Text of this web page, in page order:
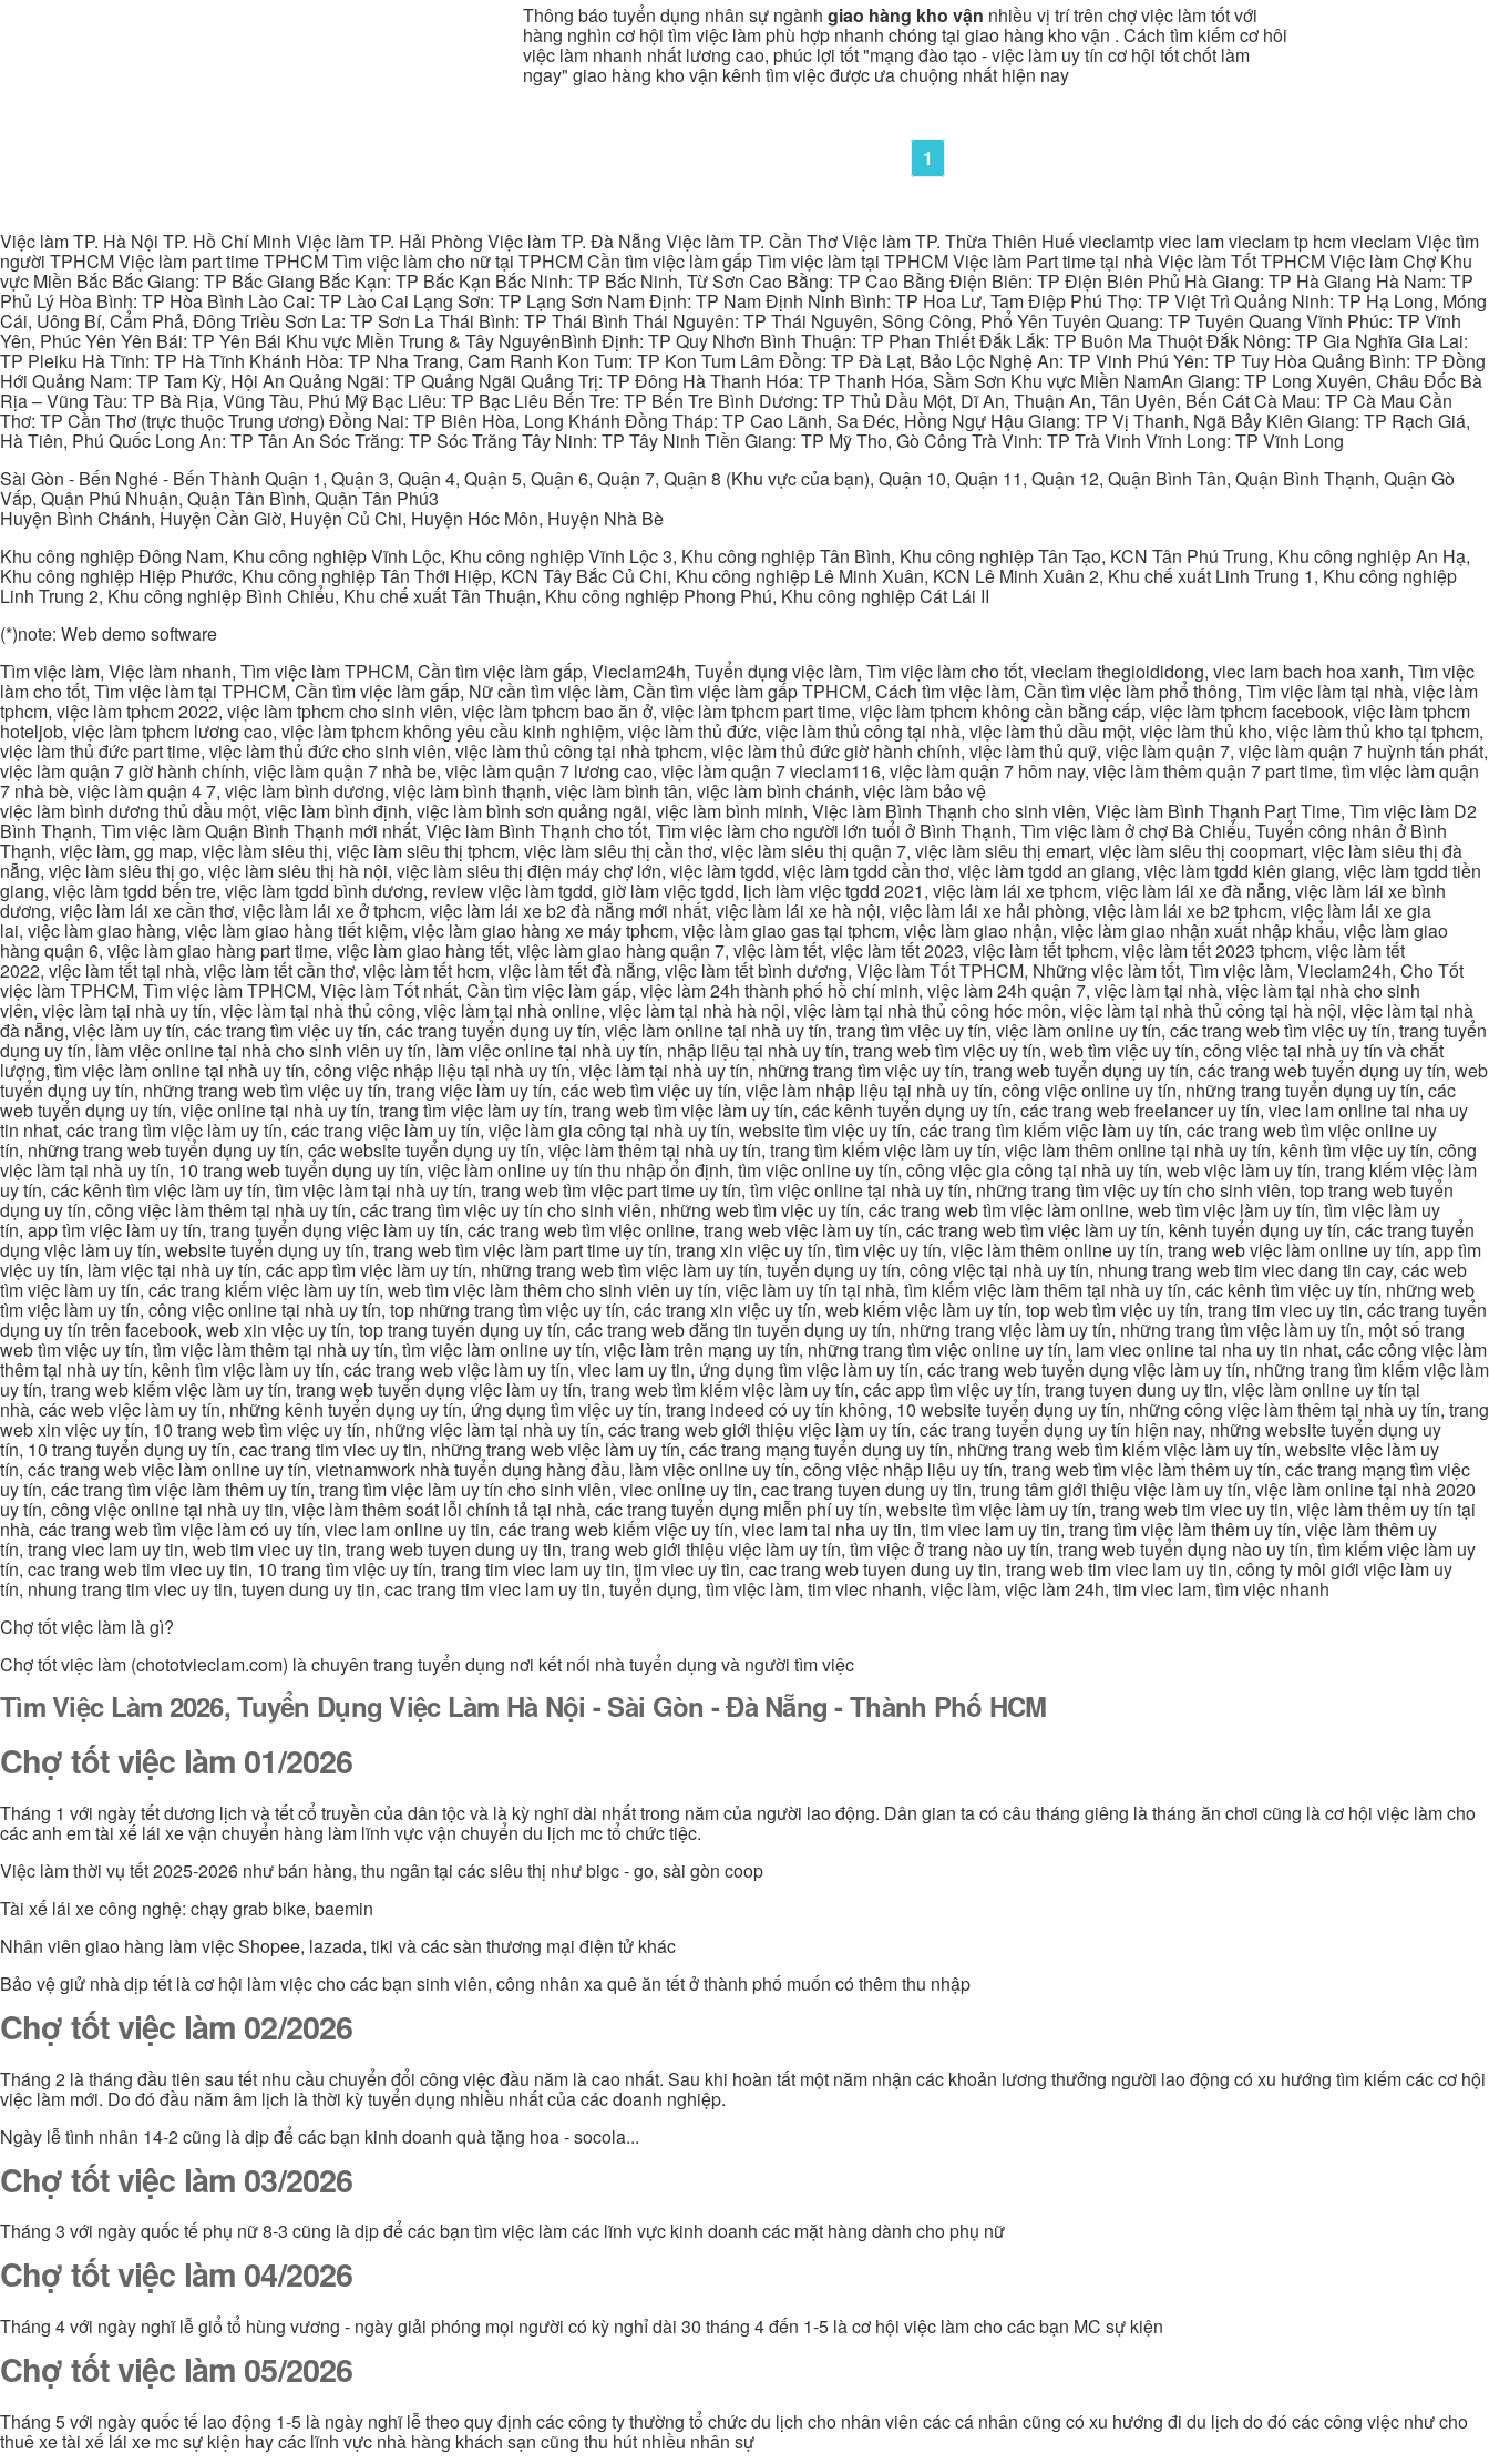
Thông báo tuyển dụng nhân sự ngành giao hàng kho vận nhiều vị trí trên chợ việc làm tốt với
hàng nghìn cơ hội tìm việc làm phù hợp nhanh chóng tại giao hàng kho vận . Cách tìm kiếm cơ hôi
việc làm nhanh nhất lương cao, phúc lợi tốt "mạng đào tạo - việc làm uy tín cơ hội tốt chốt làm
ngay" giao hàng kho vận kênh tìm việc được ưa chuộng nhất hiện nay
1
Việc làm TP. Hà Nội TP. Hồ Chí Minh Việc làm TP. Hải Phòng Việc làm TP. Đà Nẵng Việc làm TP. Cần Thơ Việc làm TP. Thừa Thiên Huế vieclamtp viec lam vieclam tp hcm vieclam Việc tìm
người TPHCM Việc làm part time TPHCM Tìm việc làm cho nữ tại TPHCM Cần tìm việc làm gấp Tìm việc làm tại TPHCM Việc làm Part time tại nhà Việc làm Tốt TPHCM Việc làm Chợ Khu
vực Miền Bắc Bắc Giang: TP Bắc Giang Bắc Kạn: TP Bắc Kạn Bắc Ninh: TP Bắc Ninh, Từ Sơn Cao Bằng: TP Cao Bằng Điện Biên: TP Điện Biên Phủ Hà Giang: TP Hà Giang Hà Nam: TP
Phủ Lý Hòa Bình: TP Hòa Bình Lào Cai: TP Lào Cai Lạng Sơn: TP Lạng Sơn Nam Định: TP Nam Định Ninh Bình: TP Hoa Lư, Tam Điệp Phú Thọ: TP Việt Trì Quảng Ninh: TP Hạ Long, Móng
Cái, Uông Bí, Cẩm Phả, Đông Triều Sơn La: TP Sơn La Thái Bình: TP Thái Bình Thái Nguyên: TP Thái Nguyên, Sông Công, Phổ Yên Tuyên Quang: TP Tuyên Quang Vĩnh Phúc: TP Vĩnh
Yên, Phúc Yên Yên Bái: TP Yên Bái Khu vực Miền Trung & Tây NguyênBình Định: TP Quy Nhơn Bình Thuận: TP Phan Thiết Đắk Lắk: TP Buôn Ma Thuột Đắk Nông: TP Gia Nghĩa Gia Lai:
TP Pleiku Hà Tĩnh: TP Hà Tĩnh Khánh Hòa: TP Nha Trang, Cam Ranh Kon Tum: TP Kon Tum Lâm Đồng: TP Đà Lạt, Bảo Lộc Nghệ An: TP Vinh Phú Yên: TP Tuy Hòa Quảng Bình: TP Đồng
Hới Quảng Nam: TP Tam Kỳ, Hội An Quảng Ngãi: TP Quảng Ngãi Quảng Trị: TP Đông Hà Thanh Hóa: TP Thanh Hóa, Sầm Sơn Khu vực Miền NamAn Giang: TP Long Xuyên, Châu Đốc Bà
Rịa – Vũng Tàu: TP Bà Rịa, Vũng Tàu, Phú Mỹ Bạc Liêu: TP Bạc Liêu Bến Tre: TP Bến Tre Bình Dương: TP Thủ Dầu Một, Dĩ An, Thuận An, Tân Uyên, Bến Cát Cà Mau: TP Cà Mau Cần
Thơ: TP Cần Thơ (trực thuộc Trung ương) Đồng Nai: TP Biên Hòa, Long Khánh Đồng Tháp: TP Cao Lãnh, Sa Đéc, Hồng Ngự Hậu Giang: TP Vị Thanh, Ngã Bảy Kiên Giang: TP Rạch Giá,
Hà Tiên, Phú Quốc Long An: TP Tân An Sóc Trăng: TP Sóc Trăng Tây Ninh: TP Tây Ninh Tiền Giang: TP Mỹ Tho, Gò Công Trà Vinh: TP Trà Vinh Vĩnh Long: TP Vĩnh Long
Sài Gòn - Bến Nghé - Bến Thành Quận 1, Quận 3, Quận 4, Quận 5, Quận 6, Quận 7, Quận 8 (Khu vực của bạn), Quận 10, Quận 11, Quận 12, Quận Bình Tân, Quận Bình Thạnh, Quận Gò
Vấp, Quận Phú Nhuận, Quận Tân Bình, Quận Tân Phú3
Huyện Bình Chánh, Huyện Cần Giờ, Huyện Củ Chi, Huyện Hóc Môn, Huyện Nhà Bè
Khu công nghiệp Đông Nam, Khu công nghiệp Vĩnh Lộc, Khu công nghiệp Vĩnh Lộc 3, Khu công nghiệp Tân Bình, Khu công nghiệp Tân Tạo, KCN Tân Phú Trung, Khu công nghiệp An Hạ,
Khu công nghiệp Hiệp Phước, Khu công nghiệp Tân Thới Hiệp, KCN Tây Bắc Củ Chi, Khu công nghiệp Lê Minh Xuân, KCN Lê Minh Xuân 2, Khu chế xuất Linh Trung 1, Khu công nghiệp
Linh Trung 2, Khu công nghiệp Bình Chiểu, Khu chế xuất Tân Thuận, Khu công nghiệp Phong Phú, Khu công nghiệp Cát Lái II
(*)note: Web demo software
Tìm việc làm, Việc làm nhanh, Tìm việc làm TPHCM, Cần tìm việc làm gấp, Vieclam24h, Tuyển dụng việc làm, Tìm việc làm cho tốt, vieclam thegioididong, viec lam bach hoa xanh, Tìm việc
làm cho tốt, Tìm việc làm tại TPHCM, Cần tìm việc làm gấp, Nữ cần tìm việc làm, Cần tìm việc làm gấp TPHCM, Cách tìm việc làm, Cần tìm việc làm phổ thông, Tìm việc làm tại nhà, việc làm
tphcm, việc làm tphcm 2022, việc làm tphcm cho sinh viên, việc làm tphcm bao ăn ở, việc làm tphcm part time, việc làm tphcm không cần bằng cấp, việc làm tphcm facebook, việc làm tphcm
hoteljob, việc làm tphcm lương cao, việc làm tphcm không yêu cầu kinh nghiệm, việc làm thủ đức, việc làm thủ công tại nhà, việc làm thủ dầu một, việc làm thủ kho, việc làm thủ kho tại tphcm,
việc làm thủ đức part time, việc làm thủ đức cho sinh viên, việc làm thủ công tại nhà tphcm, việc làm thủ đức giờ hành chính, việc làm thủ quỹ, việc làm quận 7, việc làm quận 7 huỳnh tấn phát,
việc làm quận 7 giờ hành chính, việc làm quận 7 nhà be, việc làm quận 7 lương cao, việc làm quận 7 vieclam116, việc làm quận 7 hôm nay, việc làm thêm quận 7 part time, tìm việc làm quận
7 nhà bè, việc làm quận 4 7, việc làm bình dương, việc làm bình thạnh, việc làm bình tân, việc làm bình chánh, việc làm bảo vệ
việc làm bình dương thủ dầu một, việc làm bình định, việc làm bình sơn quảng ngãi, việc làm bình minh, Việc làm Bình Thạnh cho sinh viên, Việc làm Bình Thạnh Part Time, Tìm việc làm D2
Bình Thạnh, Tìm việc làm Quận Bình Thạnh mới nhất, Việc làm Bình Thạnh cho tốt, Tìm việc làm cho người lớn tuổi ở Bình Thạnh, Tìm việc làm ở chợ Bà Chiểu, Tuyển công nhân ở Bình
Thạnh, việc làm, gg map, việc làm siêu thị, việc làm siêu thị tphcm, việc làm siêu thị cần thơ, việc làm siêu thị quận 7, việc làm siêu thị emart, việc làm siêu thị coopmart, việc làm siêu thị đà
nẵng, việc làm siêu thị go, việc làm siêu thị hà nội, việc làm siêu thị điện máy chợ lớn, việc làm tgdd, việc làm tgdd cần thơ, việc làm tgdd an giang, việc làm tgdd kiên giang, việc làm tgdd tiền
giang, việc làm tgdd bến tre, việc làm tgdd bình dương, review việc làm tgdd, giờ làm việc tgdd, lịch làm việc tgdd 2021, việc làm lái xe tphcm, việc làm lái xe đà nẵng, việc làm lái xe bình
dương, việc làm lái xe cần thơ, việc làm lái xe ở tphcm, việc làm lái xe b2 đà nẵng mới nhất, việc làm lái xe hà nội, việc làm lái xe hải phòng, việc làm lái xe b2 tphcm, việc làm lái xe gia
lai, việc làm giao hàng, việc làm giao hàng tiết kiệm, việc làm giao hàng xe máy tphcm, việc làm giao gas tại tphcm, việc làm giao nhận, việc làm giao nhận xuất nhập khẩu, việc làm giao
hàng quận 6, việc làm giao hàng part time, việc làm giao hàng tết, việc làm giao hàng quận 7, việc làm tết, việc làm tết 2023, việc làm tết tphcm, việc làm tết 2023 tphcm, việc làm tết
2022, việc làm tết tại nhà, việc làm tết cần thơ, việc làm tết hcm, việc làm tết đà nẵng, việc làm tết bình dương, Việc làm Tốt TPHCM, Những việc làm tốt, Tìm việc làm, Vieclam24h, Cho Tốt
việc làm TPHCM, Tìm việc làm TPHCM, Việc làm Tốt nhất, Cần tìm việc làm gấp, việc làm 24h thành phố hồ chí minh, việc làm 24h quận 7, việc làm tại nhà, việc làm tại nhà cho sinh
viên, việc làm tại nhà uy tín, việc làm tại nhà thủ công, việc làm tại nhà online, việc làm tại nhà hà nội, việc làm tại nhà thủ công hóc môn, việc làm tại nhà thủ công tại hà nội, việc làm tại nhà
đà nẵng, việc làm uy tín, các trang tìm việc uy tín, các trang tuyển dụng uy tín, việc làm online tại nhà uy tín, trang tìm việc uy tín, việc làm online uy tín, các trang web tìm việc uy tín, trang tuyển
dụng uy tín, làm việc online tại nhà cho sinh viên uy tín, làm việc online tại nhà uy tín, nhập liệu tại nhà uy tín, trang web tìm việc uy tín, web tìm việc uy tín, công việc tại nhà uy tín và chất
lượng, tìm việc làm online tại nhà uy tín, công việc nhập liệu tại nhà uy tín, việc làm tại nhà uy tín, những trang tìm việc uy tín, trang web tuyển dụng uy tín, các trang web tuyển dụng uy tín, web
tuyển dụng uy tín, những trang web tìm việc uy tín, trang việc làm uy tín, các web tìm việc uy tín, việc làm nhập liệu tại nhà uy tín, công việc online uy tín, những trang tuyển dụng uy tín, các
web tuyển dụng uy tín, việc online tại nhà uy tín, trang tìm việc làm uy tín, trang web tìm việc làm uy tín, các kênh tuyển dụng uy tín, các trang web freelancer uy tín, viec lam online tai nha uy
tin nhat, các trang tìm việc làm uy tín, các trang việc làm uy tín, việc làm gia công tại nhà uy tín, website tìm việc uy tín, các trang tìm kiếm việc làm uy tín, các trang web tìm việc online uy
tín, những trang web tuyển dụng uy tín, các website tuyển dụng uy tín, việc làm thêm tại nhà uy tín, trang tìm kiếm việc làm uy tín, việc làm thêm online tại nhà uy tín, kênh tìm việc uy tín, công
việc làm tại nhà uy tín, 10 trang web tuyển dụng uy tín, việc làm online uy tín thu nhập ổn định, tìm việc online uy tín, công việc gia công tại nhà uy tín, web việc làm uy tín, trang kiếm việc làm
uy tín, các kênh tìm việc làm uy tín, tìm việc làm tại nhà uy tín, trang web tìm việc part time uy tín, tìm việc online tại nhà uy tín, những trang tìm việc uy tín cho sinh viên, top trang web tuyển
dụng uy tín, công việc làm thêm tại nhà uy tín, các trang tìm việc uy tín cho sinh viên, những web tìm việc uy tín, các trang web tìm việc làm online, web tìm việc làm uy tín, tìm việc làm uy
tín, app tìm việc làm uy tín, trang tuyển dụng việc làm uy tín, các trang web tìm việc online, trang web việc làm uy tín, các trang web tìm việc làm uy tín, kênh tuyển dụng uy tín, các trang tuyển
dụng việc làm uy tín, website tuyển dụng uy tín, trang web tìm việc làm part time uy tín, trang xin việc uy tín, tìm việc uy tín, việc làm thêm online uy tín, trang web việc làm online uy tín, app tìm
việc uy tín, làm việc tại nhà uy tín, các app tìm việc làm uy tín, những trang web tìm việc làm uy tín, tuyển dụng uy tín, công việc tại nhà uy tín, nhung trang web tim viec dang tin cay, các web
tìm việc làm uy tín, các trang kiếm việc làm uy tín, web tìm việc làm thêm cho sinh viên uy tín, việc làm uy tín tại nhà, tìm kiếm việc làm thêm tại nhà uy tín, các kênh tìm việc uy tín, những web
tìm việc làm uy tín, công việc online tại nhà uy tín, top những trang tìm việc uy tín, các trang xin việc uy tín, web kiếm việc làm uy tín, top web tìm việc uy tín, trang tim viec uy tin, các trang tuyển
dụng uy tín trên facebook, web xin việc uy tín, top trang tuyển dụng uy tín, các trang web đăng tin tuyển dụng uy tín, những trang việc làm uy tín, những trang tìm việc làm uy tín, một số trang
web tìm việc uy tín, tìm việc làm thêm tại nhà uy tín, tìm việc làm online uy tín, việc làm trên mạng uy tín, những trang tìm việc online uy tín, lam viec online tai nha uy tin nhat, các công việc làm
thêm tại nhà uy tín, kênh tìm việc làm uy tín, các trang web việc làm uy tín, viec lam uy tin, ứng dụng tìm việc làm uy tín, các trang web tuyển dụng việc làm uy tín, những trang tìm kiếm việc làm
uy tín, trang web kiếm việc làm uy tín, trang web tuyển dụng việc làm uy tín, trang web tìm kiếm việc làm uy tín, các app tìm việc uy tín, trang tuyen dung uy tin, việc làm online uy tín tại
nhà, các web việc làm uy tín, những kênh tuyển dụng uy tín, ứng dụng tìm việc uy tín, trang indeed có uy tín không, 10 website tuyển dụng uy tín, những công việc làm thêm tại nhà uy tín, trang
web xin việc uy tín, 10 trang web tìm việc uy tín, những việc làm tại nhà uy tín, các trang web giới thiệu việc làm uy tín, các trang tuyển dụng uy tín hiện nay, những website tuyển dụng uy
tín, 10 trang tuyển dụng uy tín, cac trang tim viec uy tin, những trang web việc làm uy tín, các trang mạng tuyển dụng uy tín, những trang web tìm kiếm việc làm uy tín, website việc làm uy
tín, các trang web việc làm online uy tín, vietnamwork nhà tuyển dụng hàng đầu, làm việc online uy tín, công việc nhập liệu uy tín, trang web tìm việc làm thêm uy tín, các trang mạng tìm việc
uy tín, các trang tìm việc làm thêm uy tín, trang tìm việc làm uy tín cho sinh viên, viec online uy tin, cac trang tuyen dung uy tin, trung tâm giới thiệu việc làm uy tín, việc làm online tại nhà 2020
uy tín, công việc online tại nhà uy tin, việc làm thêm soát lỗi chính tả tại nhà, các trang tuyển dụng miễn phí uy tín, website tìm việc làm uy tín, trang web tim viec uy tin, việc làm thêm uy tín tại
nhà, các trang web tìm việc làm có uy tín, viec lam online uy tin, các trang web kiếm việc uy tín, viec lam tai nha uy tin, tim viec lam uy tin, trang tìm việc làm thêm uy tín, việc làm thêm uy
tín, trang viec lam uy tin, web tim viec uy tin, trang web tuyen dung uy tin, trang web giới thiệu việc làm uy tín, tìm việc ở trang nào uy tín, trang web tuyển dụng nào uy tín, tìm kiếm việc làm uy
tín, cac trang web tim viec uy tin, 10 trang tìm việc uy tín, trang tim viec lam uy tin, tim viec uy tin, cac trang web tuyen dung uy tin, trang web tim viec lam uy tin, công ty môi giới việc làm uy
tín, nhung trang tim viec uy tin, tuyen dung uy tin, cac trang tim viec lam uy tin, tuyển dụng, tìm việc làm, tim viec nhanh, việc làm, việc làm 24h, tim viec lam, tìm việc nhanh
Chợ tốt việc làm là gì?
Chợ tốt việc làm (chototvieclam.com) là chuyên trang tuyển dụng nơi kết nối nhà tuyển dụng và người tìm việc
Tìm Việc Làm 2026, Tuyển Dụng Việc Làm Hà Nội - Sài Gòn - Đà Nẵng - Thành Phố HCM
Chợ tốt việc làm 01/2026
Tháng 1 với ngày tết dương lịch và tết cổ truyền của dân tộc và là kỳ nghĩ dài nhất trong năm của người lao động. Dân gian ta có câu tháng giêng là tháng ăn chơi cũng là cơ hội việc làm cho
các anh em tài xế lái xe vận chuyển hàng làm lĩnh vực vận chuyển du lịch mc tổ chức tiệc.
Việc làm thời vụ tết 2025-2026 như bán hàng, thu ngân tại các siêu thị như bigc - go, sài gòn coop
Tài xế lái xe công nghệ: chạy grab bike, baemin
Nhân viên giao hàng làm việc Shopee, lazada, tiki và các sàn thương mại điện tử khác
Bảo vệ giử nhà dịp tết là cơ hội làm việc cho các bạn sinh viên, công nhân xa quê ăn tết ở thành phố muốn có thêm thu nhập
Chợ tốt việc làm 02/2026
Tháng 2 là tháng đầu tiên sau tết nhu cầu chuyển đổi công việc đầu năm là cao nhất. Sau khi hoàn tất một năm nhận các khoản lương thưởng người lao động có xu hướng tìm kiếm các cơ hội
việc làm mới. Do đó đầu năm âm lịch là thời kỳ tuyển dụng nhiều nhất của các doanh nghiệp.
Ngày lễ tình nhân 14-2 cũng là dịp để các bạn kinh doanh quà tặng hoa - socola...
Chợ tốt việc làm 03/2026
Tháng 3 với ngày quốc tế phụ nữ 8-3 cũng là dịp để các bạn tìm việc làm các lĩnh vực kinh doanh các mặt hàng dành cho phụ nữ
Chợ tốt việc làm 04/2026
Tháng 4 với ngày nghĩ lễ giổ tổ hùng vương - ngày giải phóng mọi người có kỳ nghỉ dài 30 tháng 4 đến 1-5 là cơ hội việc làm cho các bạn MC sự kiện
Chợ tốt việc làm 05/2026
Tháng 5 với ngày quốc tế lao động 1-5 là ngày nghĩ lễ theo quy định các công ty thường tổ chức du lịch cho nhân viên các cá nhân cũng có xu hướng đi du lịch do đó các công việc như cho
thuê xe tài xế lái xe mc sự kiện hay các lĩnh vực nhà hàng khách sạn cũng thu hút nhiều nhân sự